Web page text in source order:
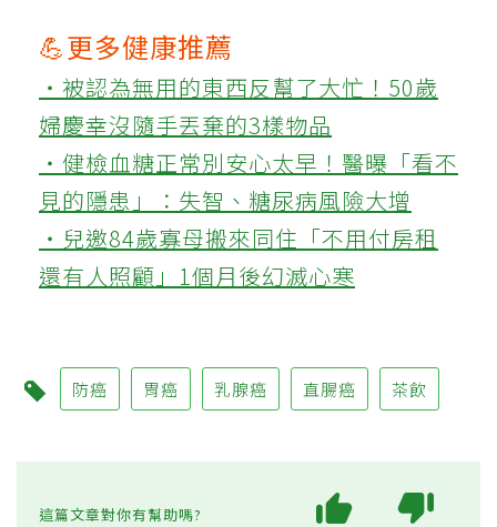
💪更多健康推薦
‧被認為無用的東西反幫了大忙！50歲
婦慶幸沒隨手丟棄的3樣物品
‧健檢血糖正常別安心太早！醫曝「看不
見的隱患」：失智、糖尿病風險大增
‧兒邀84歲寡母搬來同住「不用付房租
還有人照顧」1個月後幻滅心寒
防癌 胃癌 乳腺癌 直腸癌 茶飲
這篇文章對你有幫助嗎?